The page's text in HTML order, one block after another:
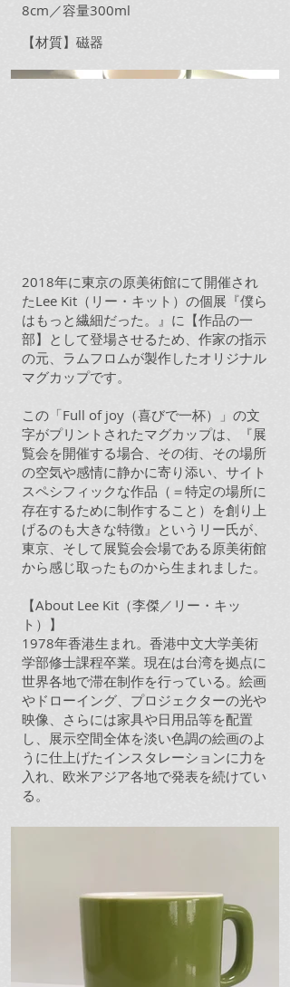
8cm／容量300ml
【材質】磁器
2018年に東京の原美術館にて開催され
たLee Kit（リー・キット）の個展『僕ら
はもっと繊細だった。』に【作品の一
部】として登場させるため、作家の指示
の元、ラムフロムが製作したオリジナル
マグカップです。
この「Full of joy（喜びで一杯）」の文
字がプリントされたマグカップは、『展
覧会を開催する場合、その街、その場所
の空気や感情に静かに寄り添い、サイト
スペシフィックな作品（＝特定の場所に
存在するために制作すること）を創り上
げるのも大きな特徴』というリー氏が、
東京、そして展覧会会場である原美術館
から感じ取ったものから生まれました。
【About Lee Kit（李傑／リー・キッ
ト）】
1978年香港生まれ。香港中文大学美術
学部修士課程卒業。現在は台湾を拠点に
世界各地で滞在制作を行っている。絵画
やドローイング、プロジェクターの光や
映像、さらには家具や日用品等を配置
し、展示空間全体を淡い色調の絵画のよ
うに仕上げたインスタレーションに力を
入れ、欧米アジア各地で発表を続けてい
る。